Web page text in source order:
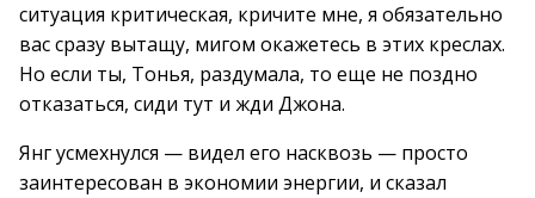
ситуация критическая, кричите мне, я обязательно
вас сразу вытащу, мигом окажетесь в этих креслах.
Но если ты, Тонья, раздумала, то еще не поздно
отказаться, сиди тут и жди Джона.
Янг усмехнулся — видел его насквозь — просто
заинтересован в экономии энергии, и сказал